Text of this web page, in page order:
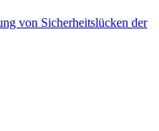
von Sicherheitslücken der